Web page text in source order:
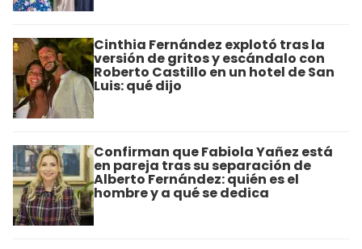
Cinthia Fernández explotó tras la
versión de gritos y escándalo con
Roberto Castillo en un hotel de San
Luis: qué dijo
Confirman que Fabiola Yañez está
en pareja tras su separación de
Alberto Fernández: quién es el
hombre y a qué se dedica